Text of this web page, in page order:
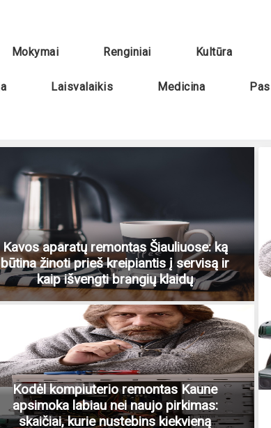
Mokymai Renginiai Kultūra
Laisvalaikis Medicina
Kavos aparatų remontas Šiauliuose: ką
būtina žinoti prieš kreipiantis į servisą ir
kaip išvengti brangių klaidų
Kodėl kompiuterio remontas Kaune
apsimoka labiau nei naujo pirkimas:
skaičiai, kurie nustebins kiekvieną